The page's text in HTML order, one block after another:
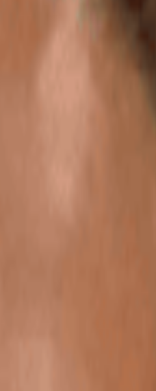
côtés pour vous
La force du réseau
m’occupe de nombreux
temps pour vous comme pour